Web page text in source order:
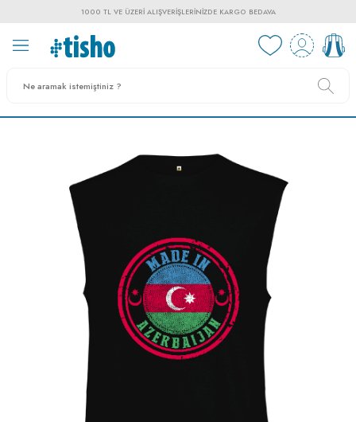
1000 TL VE ÜZERI ALIŞVERIŞLERINIZDE KARGO BEDAVA